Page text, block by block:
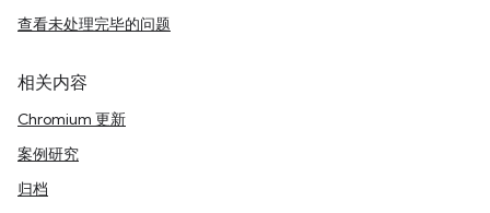
查看未处理完毕的问题
相关内容
Chromium 更新
案例研究
归档